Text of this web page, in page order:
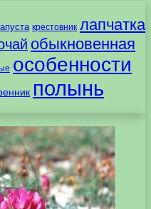
крестовник лапчатка
обыкновенная
особенности
полынь